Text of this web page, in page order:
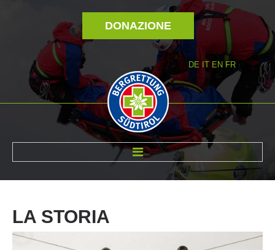
DONAZIONE
DE IT EN FR
LA STORIA